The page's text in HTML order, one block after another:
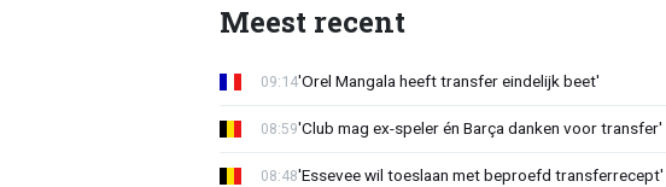
Meest recent
'Orel Mangala heeft transfer eindelijk beet'
09:14
'Club mag ex-speler én Barça danken voor transfer'
08:59
'Essevee wil toeslaan met beproefd transferrecept'
08:48